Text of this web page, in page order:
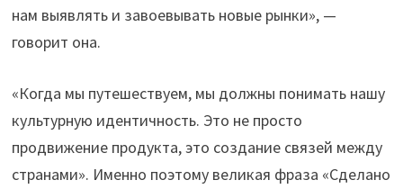
нам выявлять и завоевывать новые рынки», —
говорит она.
«Когда мы путешествуем, мы должны понимать нашу
культурную идентичность. Это не просто
продвижение продукта, это создание связей между
странами». Именно поэтому великая фраза «Сделано